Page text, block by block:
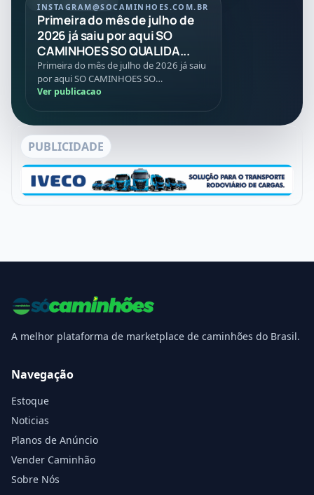
INSTAGRAM@SOCAMINHOES.COM.BR
Primeira do mês de julho de
2026 já saiu por aqui SO
CAMINHOES SO QUALIDA...
Primeira do mês de julho de 2026 já saiu
por aqui SO CAMINHOES SO
QUALIDADES SO VANTAGENS E SO BONS
Ver publicacao
PUBLICIDADE
A melhor plataforma de marketplace de caminhões do Brasil.
Navegação
Estoque
Noticias
Planos de Anúncio
Vender Caminhão
Sobre Nós